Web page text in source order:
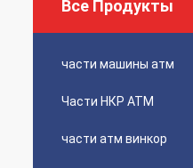
Все Продукты
части машины атм
Части НКР АТМ
части атм винкор